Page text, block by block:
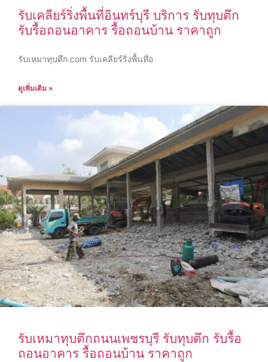
รับเคลียร์ริ่งพื้นที่อินทร์บุรี บริการ รับทุบตึก
รับรื้อถอนอาคาร รื้อถอนบ้าน ราคาถูก
รับเหมาทุบตึก.com รับเคลียร์ริ่งพื้นที่อ
ดูเพิ่มเติม »
รับเหมาทุบตึกถนนเพชรบุรี รับทุบตึก รับรื้อ
ถอนอาคาร รื้อถอนบ้าน ราคาถูก